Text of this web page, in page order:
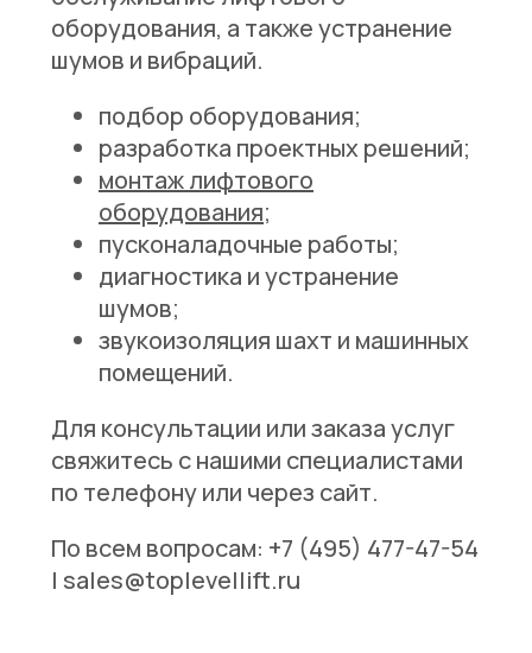
оборудования, а также устранение
шумов и вибраций.
подбор оборудования;
разработка проектных решений;
монтаж лифтового
оборудования;
пусконаладочные работы;
диагностика и устранение
шумов;
звукоизоляция шахт и машинных
помещений.
Для консультации или заказа услуг
свяжитесь с нашими специалистами
по телефону или через сайт.
По всем вопросам: +7 (495) 477-47-54
| sales@toplevellift.ru